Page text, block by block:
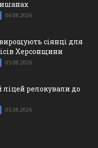
06.08.2026
сіянці для
Херсонщини
05.08.2026
ліцей релокували до
05.08.2026